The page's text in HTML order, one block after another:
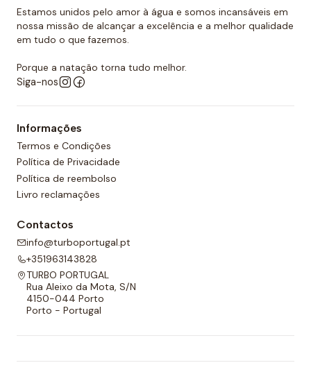
água durante o movimento, melhorando a mobilidade
do homem que os usa. É por isso que eles podem ser
usados sem qualquer problema para natação ou
desportos aquáticos semelhantes.
Além disso, todos os calções de polo aquático têm
um forro completo na frente e nas costas e um
cordão ajustável para melhor adaptabilidade.
Estamos unidos pelo amor à água e somos incansáveis em
nossa missão de alcançar a excelência e a melhor qualidade
em tudo o que fazemos.
Porque a natação torna tudo melhor.
Siga-nos
Informações
Termos e Condições
Política de Privacidade
Política de reembolso
Livro reclamações
Contactos
info@turboportugal.pt
+351963143828
TURBO PORTUGAL
Rua Aleixo da Mota, S/N
4150-044 Porto
Porto - Portugal